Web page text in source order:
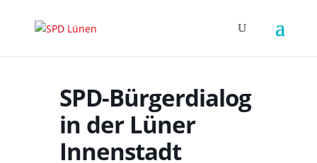
SPD-Bürgerdialog
in der Lüner
Innenstadt